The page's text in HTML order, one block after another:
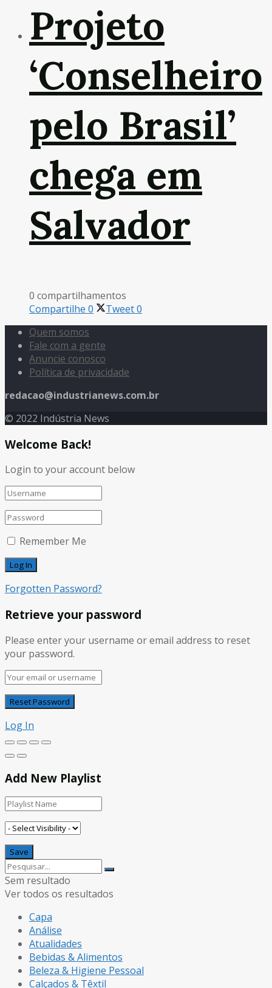
Projeto
‘Conselheiro
pelo Brasil’
chega em
Salvador
0 compartilhamentos
Compartilhe 0 Tweet0
Quem somos
Fale com a gente
Anuncie conosco
Política de privacidade
redacao@industrianews.com.br
© 2022 Indústria News
Welcome Back!
Login to your account below
Remember Me
Forgotten Password?
Retrieve your password
Please enter your username or email address to reset
your password.
Log In
Add New Playlist
Sem resultado
Ver todos os resultados
Capa
Análise
Atualidades
Bebidas & Alimentos
Beleza & Higiene Pessoal
Calçados & Têxtil